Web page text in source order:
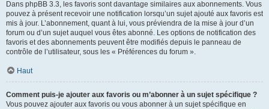
Dans phpBB 3.3, les favoris sont davantage similaires aux abonnements. Vous
pouvez à présent recevoir une notification lorsqu’un sujet ajouté aux favoris est
mis à jour. L’abonnement, quant à lui, vous préviendra de la mise à jour d’un
forum ou d’un sujet auquel vous êtes abonné. Les options de notification des
favoris et des abonnements peuvent être modifiés depuis le panneau de
contrôle de l’utilisateur, sous les « Préférences du forum ».
Haut
Comment puis-je ajouter aux favoris ou m’abonner à un sujet spécifique ?
Vous pouvez ajouter aux favoris ou vous abonner à un sujet spécifique en